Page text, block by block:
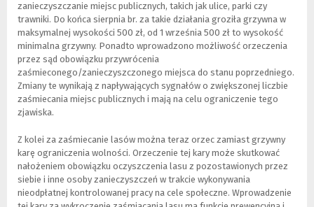
zanieczyszczanie miejsc publicznych, takich jak ulice, parki czy
trawniki. Do końca sierpnia br. za takie działania groziła grzywna w
maksymalnej wysokości 500 zł, od 1 września 500 zł to wysokość
minimalna grzywny. Ponadto wprowadzono możliwość orzeczenia
przez sąd obowiązku przywrócenia
zaśmieconego/zanieczyszczonego miejsca do stanu poprzedniego.
Zmiany te wynikają z napływających sygnałów o zwiększonej liczbie
zaśmiecania miejsc publicznych i mają na celu ograniczenie tego
zjawiska.
Z kolei za zaśmiecanie lasów można teraz orzec zamiast grzywny
karę ograniczenia wolności. Orzeczenie tej kary może skutkować
nałożeniem obowiązku oczyszczenia lasu z pozostawionych przez
siebie i inne osoby zanieczyszczeń w trakcie wykonywania
nieodpłatnej kontrolowanej pracy na cele społeczne. Wprowadzenie